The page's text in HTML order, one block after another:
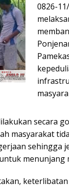
0826-
secara
masyarakat
sehingga
menunjang